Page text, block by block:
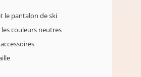
le pantalon de ski
les couleurs neutres